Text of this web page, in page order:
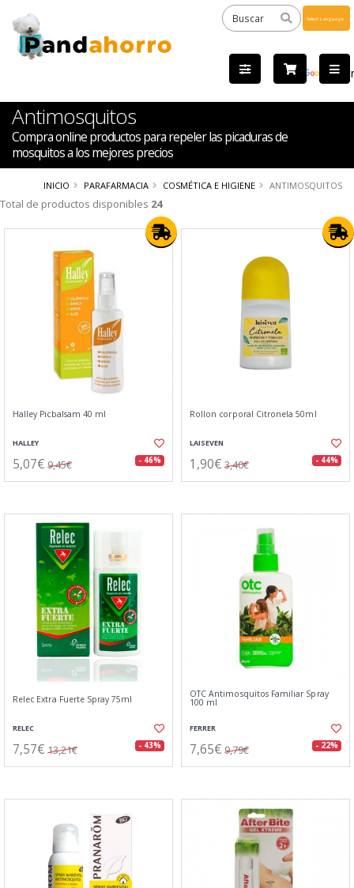
by
Antimosquitos
Compra online productos para repeler las picaduras de
mosquitos a los mejores precios
INICIO PARAFARMACIA COSMÉTICA E HIGIENE ANTIMOSQUITOS
Total de productos disponibles 24
Halley Picbalsam 40 ml
HALLEY
5,07€ 9,45€ - 46%
Rollon corporal Citronela 50ml
LAISEVEN
1,90€ 3,40€ - 44%
Relec Extra Fuerte Spray 75ml
RELEC
7,57€ 13,21€ - 43%
OTC Antimosquitos Familiar Spray
100 ml
FERRER
7,65€ 9,79€ - 22%